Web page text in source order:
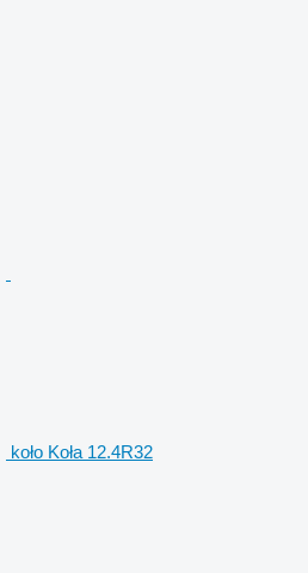
koło Koła 12.4R32